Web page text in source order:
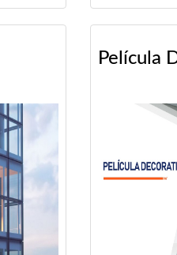
Película